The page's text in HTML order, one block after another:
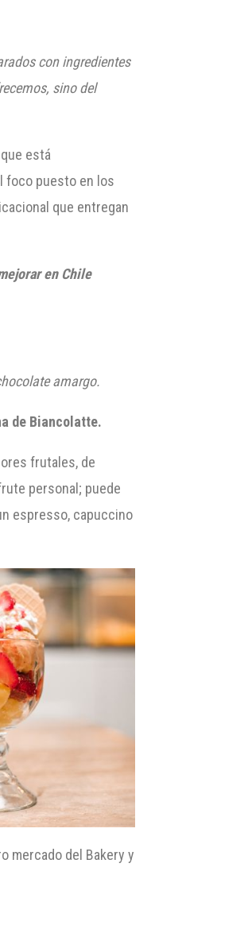
con ingredientes
sino del
está
foco puesto en los
que entregan
en Chile
amargo.
de Biancolatte.
frutales, de
personal; puede
espresso, capuccino
mercado del Bakery y